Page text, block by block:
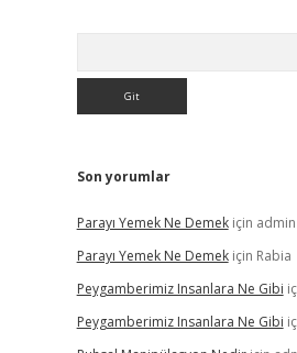
Son yorumlar
Parayı Yemek Ne Demekiçin admin
Parayı Yemek Ne Demekiçin Rabia
Peygamberimiz Insanlara Ne Gibi
Peygamberimiz Insanlara Ne Gibi